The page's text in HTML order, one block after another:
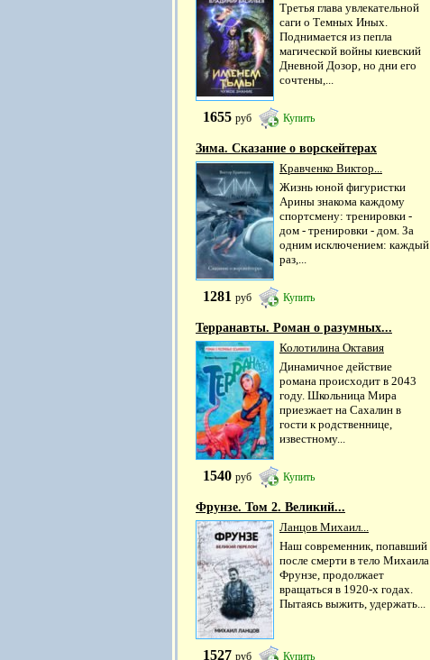
Третья глава увлекательной
саги о Темных Иных.
Поднимается из пепла
магической войны киевский
Дневной Дозор, но дни его
сочтены,...
1655 руб Купить
Зима. Сказание о ворскейтерах
Кравченко Виктор...
Жизнь юной фигуристки
Арины знакома каждому
спортсмену: тренировки -
дом - тренировки - дом. За
одним исключением: каждый
раз,...
1281 руб Купить
Терранавты. Роман о разумных...
Колотилина Октавия
Динамичное действие
романа происходит в 2043
году. Школьница Мира
приезжает на Сахалин в
гости к родственнице,
известному...
1540 руб Купить
Фрунзе. Том 2. Великий...
Ланцов Михаил...
Наш современник, попавший
после смерти в тело Михаила
Фрунзе, продолжает
вращаться в 1920-х годах.
Пытаясь выжить, удержать...
1527 руб Купить